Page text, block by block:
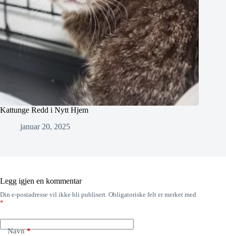
Kattunge Redd i Nytt Hjem
januar 20, 2025
Legg igjen en kommentar
Din e-postadresse vil ikke bli publisert. Obligatoriske felt er merket med
*
Navn*